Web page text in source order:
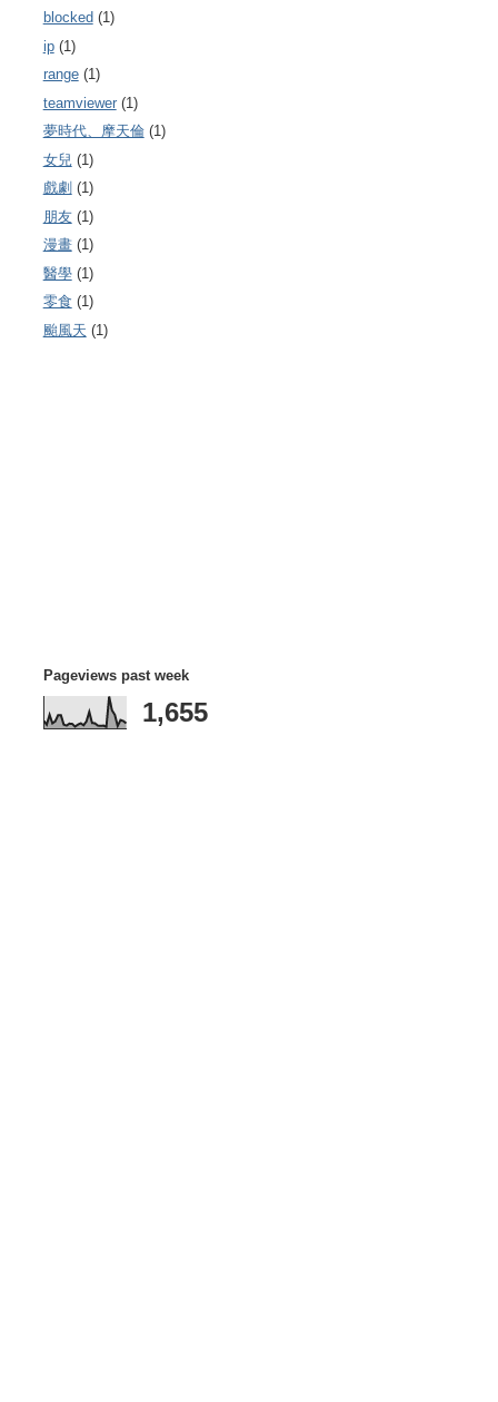
blocked (1)
ip (1)
range (1)
teamviewer (1)
夢時代、摩天倫 (1)
女兒 (1)
戲劇 (1)
朋友 (1)
漫畫 (1)
醫學 (1)
零食 (1)
颱風天 (1)
Pageviews past week
1,655